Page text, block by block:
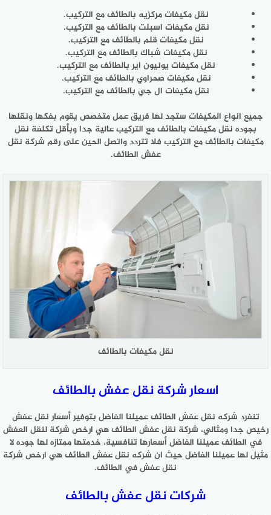
نقل مكيفات مركزيه بالطائف مع التركيب.
نقل مكيفات اسبلت بالطائف مع التركيب.
نقل مكيفات قلم بالطائف مع التركيب.
نقل مكيفات شباك بالطائف مع التركيب.
نقل مكيفات يونيون اير بالطائف مع التركيب.
نقل مكيفات صحراوي بالطائف مع التركيب.
نقل مكيفات ال جي بالطائف مع التركيب.
جميع انواع المكيفات ستجد لها فريق عمل متخصص يقوم بفكها ونقلها
بجوده نقل مكيفات بالطائف مع التركيب عالية جدا وبأقل تكلفة نقل
مكيفات بالطائف مع التركيب فلا تتردد واتصل الحين على رقم شركة نقل
عفش الطائف.
نقل مكيفات بالطائف
اسعار شركة نقل عفش بالطائف
تنفرد شركه نقل عفش الطائف عميلنا الفاضل بتوفير أسعار نقل عفش
رخيص جدا ومثالي، شركة نقل عفش الطائف هي ارخص شركة لنقل العفش
في الطائف عميلنا الفاضل أسعارها تنافسية، خدمتها ممتازه لها جوده لا
مثيل لها عميلنا الفاضل حيث ان شركه نقل عفش الطائف هي ارخص شركة
نقل عفش في الطائف.
شركات نقل عفش بالطائف